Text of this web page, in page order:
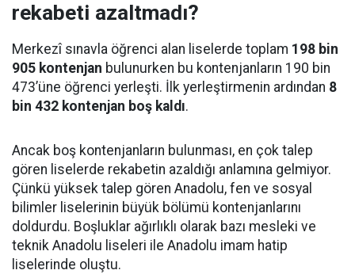
rekabeti azaltmadı?
Merkezî sınavla öğrenci alan liselerde toplam 198 bin
905 kontenjan bulunurken bu kontenjanların 190 bin
473’üne öğrenci yerleşti. İlk yerleştirmenin ardından 8
bin 432 kontenjan boş kaldı.
Ancak boş kontenjanların bulunması, en çok talep
gören liselerde rekabetin azaldığı anlamına gelmiyor.
Çünkü yüksek talep gören Anadolu, fen ve sosyal
bilimler liselerinin büyük bölümü kontenjanlarını
doldurdu. Boşluklar ağırlıklı olarak bazı mesleki ve
teknik Anadolu liseleri ile Anadolu imam hatip
liselerinde oluştu.